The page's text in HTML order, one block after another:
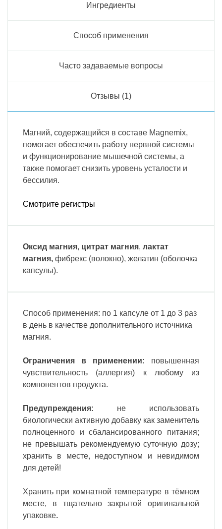
Ингредиенты
Способ применения
Часто задаваемые вопросы
Отзывы (1)
Магний, содержащийся в составе Magnemix,
помогает обеспечить работу нервной системы
и функционирование мышечной системы, а
также помогает снизить уровень усталости и
бессилия.
Смотрите регистры
Оксид магния, цитрат магния, лактат
магния, фибрекс (волокно), желатин (оболочка
капсулы).
Способ применения: по 1 капсуле от 1 до 3 раз
в день в качестве дополнительного источника
магния.
Ограничения в применении:
повышенная
чувствительность (аллергия) к любому из
компонентов продукта.
Предупреждения:
не использовать
биологически активную добавку как заменитель
полноценного и сбалансированного питания;
не превышать рекомендуемую суточную дозу;
хранить в месте, недоступном и невидимом
для детей!
Хранить при комнатной температуре в тёмном
месте, в тщательно закрытой оригинальной
упаковке.